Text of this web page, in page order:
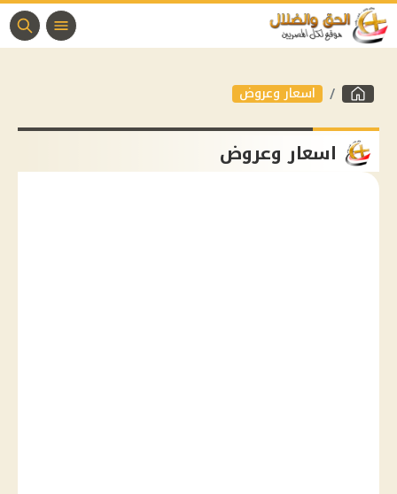
اسعار وعروض
اسعار وعروض